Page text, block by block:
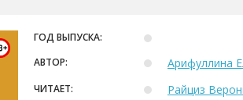
ГОД ВЫПУСКА:
АВТОР:
Арифуллина
ЧИТАЕТ: Райциз